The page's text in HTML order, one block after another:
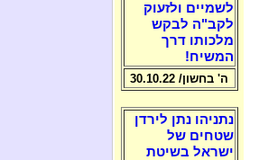
לשמיים ולזעוק
לקב"ה לבקש
מלכותו דרך
המשיח!
ה' בחשון/ 30.10.22
נתניהו נתן לירדן
שטחים של
ישראל בשיטת